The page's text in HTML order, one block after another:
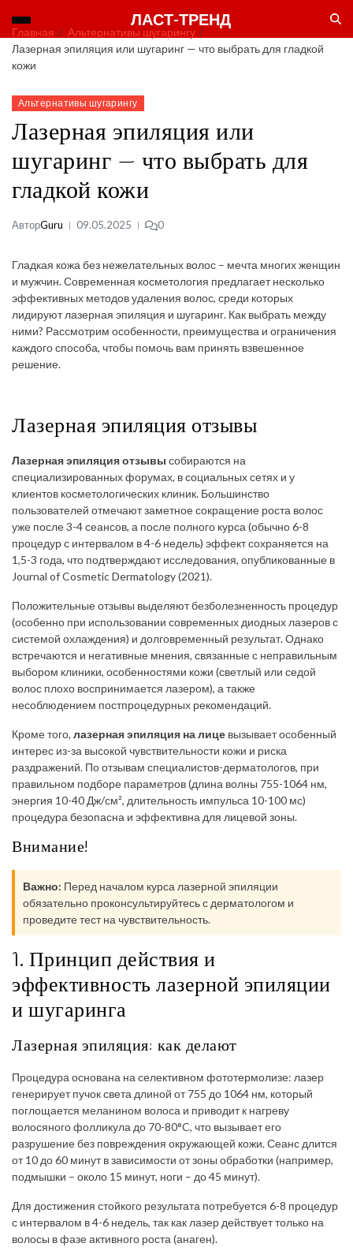
ЛАСТ-ТРЕНД
Главная
Альтернативы шугарингу
Лазерная эпиляция или шугаринг — что выбрать для гладкой
кожи
Альтернативы шугарингу
Лазерная эпиляция или
шугаринг — что выбрать для
гладкой кожи
АвторGuru 09.05.2025 0
Гладкая кожа без нежелательных волос – мечта многих женщин
и мужчин. Современная косметология предлагает несколько
эффективных методов удаления волос, среди которых
лидируют лазерная эпиляция и шугаринг. Как выбрать между
ними? Рассмотрим особенности, преимущества и ограничения
каждого способа, чтобы помочь вам принять взвешенное
решение.
Лазерная эпиляция отзывы
Лазерная эпиляция отзывы собираются на
специализированных форумах, в социальных сетях и у
клиентов косметологических клиник. Большинство
пользователей отмечают заметное сокращение роста волос
уже после 3-4 сеансов, а после полного курса (обычно 6-8
процедур с интервалом в 4-6 недель) эффект сохраняется на
1,5-3 года, что подтверждают исследования, опубликованные в
Journal of Cosmetic Dermatology (2021).
Положительные отзывы выделяют безболезненность процедур
(особенно при использовании современных диодных лазеров с
системой охлаждения) и долговременный результат. Однако
встречаются и негативные мнения, связанные с неправильным
выбором клиники, особенностями кожи (светлый или седой
волос плохо воспринимается лазером), а также
несоблюдением постпроцедурных рекомендаций.
Кроме того, лазерная эпиляция на лице вызывает особенный
интерес из-за высокой чувствительности кожи и риска
раздражений. По отзывам специалистов-дерматологов, при
правильном подборе параметров (длина волны 755-1064 нм,
энергия 10-40 Дж/см², длительность импульса 10-100 мс)
процедура безопасна и эффективна для лицевой зоны.
Внимание!
Важно: Перед началом курса лазерной эпиляции
обязательно проконсультируйтесь с дерматологом и
проведите тест на чувствительность.
1. Принцип действия и
эффективность лазерной эпиляции
и шугаринга
Лазерная эпиляция: как делают
Процедура основана на селективном фототермолизе: лазер
генерирует пучок света длиной от 755 до 1064 нм, который
поглощается меланином волоса и приводит к нагреву
волосяного фолликула до 70-80°C, что вызывает его
разрушение без повреждения окружающей кожи. Сеанс длится
от 10 до 60 минут в зависимости от зоны обработки (например,
подмышки – около 15 минут, ноги – до 45 минут).
Для достижения стойкого результата потребуется 6-8 процедур
с интервалом в 4-6 недель, так как лазер действует только на
волосы в фазе активного роста (анаген).